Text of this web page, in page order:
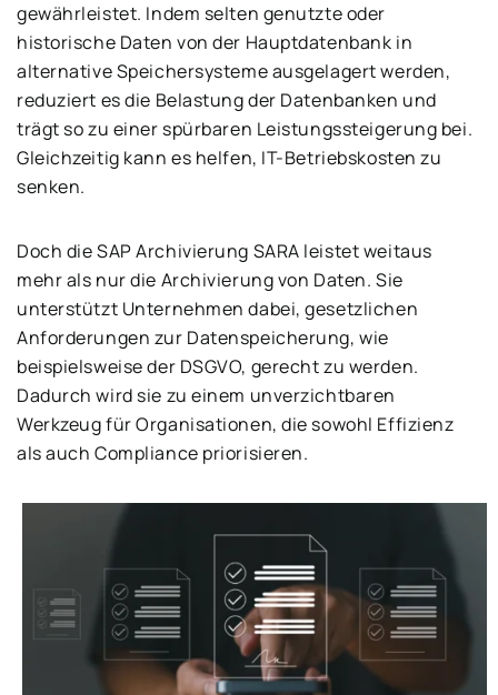
gewährleistet. Indem selten genutzte oder
historische Daten von der Hauptdatenbank in
alternative Speichersysteme ausgelagert werden,
reduziert es die Belastung der Datenbanken und
trägt so zu einer spürbaren Leistungssteigerung bei.
Gleichzeitig kann es helfen, IT-Betriebskosten zu
senken.
Doch die SAP Archivierung SARA leistet weitaus
mehr als nur die Archivierung von Daten. Sie
unterstützt Unternehmen dabei, gesetzlichen
Anforderungen zur Datenspeicherung, wie
beispielsweise der DSGVO, gerecht zu werden.
Dadurch wird sie zu einem unverzichtbaren
Werkzeug für Organisationen, die sowohl Effizienz
als auch Compliance priorisieren.